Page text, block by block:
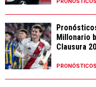
PRONÓSTICOS
Millonario
Clausura
PRONÓSTICOS